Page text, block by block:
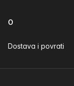
O
Dostava i povrati